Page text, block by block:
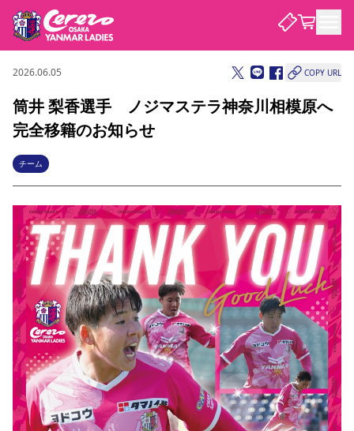
試合・チーム
試合について
試合日程 / 結果
チームについて
選手・スタッフ スケジュール アクセス セレッソ大阪 アカデミー
観戦する
チケット
チケット情報 価格・席種 シーズンシート
観戦ガイド
キッズ向けサービス 観戦マナー&ルール
スタジアム
YANMAR HANASAKA STADIUM
クラブを知る
セレッソ大阪ヤンマーレデ
ィースについて
クラブ紹介 沿革 シーズン記録
サポートする
パートナー・スポンサー一覧
スポーツクラブ
スポーツクラブ
ニュース
ニュース
すべて チーム グッズ チケット イベント パートナー
セレッソ大阪
アカデミー
2026.06.05 COPY URL
筒井 梨香選手 ノジマステラ神奈川相模原へ
完全移籍のお知らせ
チーム